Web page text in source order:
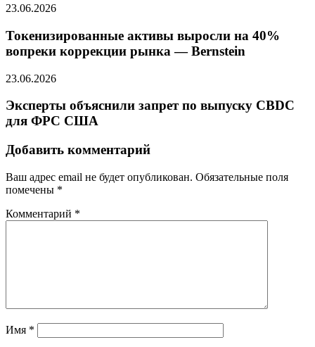
23.06.2026
Токенизированные активы выросли на 40%
вопреки коррекции рынка — Bernstein
23.06.2026
Эксперты объяснили запрет по выпуску CBDC
для ФРС США
Добавить комментарий
Ваш адрес email не будет опубликован. Обязательные поля
помечены *
Комментарий *
Имя *